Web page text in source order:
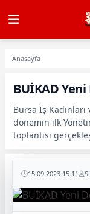
Anasayfa
BUİKAD Yeni
Bursa İş
dönemin ilk
toplantısı
15.09.2023 15:11